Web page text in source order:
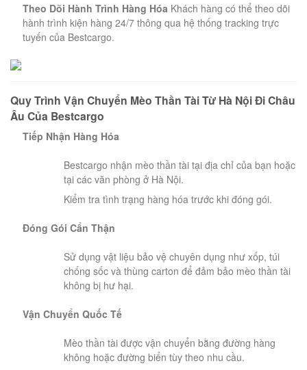
Theo Dõi Hành Trình Hàng Hóa Khách hàng có thể theo dõi
hành trình kiện hàng 24/7 thông qua hệ thống tracking trực
tuyến của Bestcargo.
Quy Trình Vận Chuyển Mèo Thần Tài Từ Hà Nội Đi Châu
Âu Của Bestcargo
Tiếp Nhận Hàng Hóa
Bestcargo nhận mèo thần tài tại địa chỉ của bạn hoặc
tại các văn phòng ở Hà Nội.
Kiểm tra tình trạng hàng hóa trước khi đóng gói.
Đóng Gói Cẩn Thận
Sử dụng vật liệu bảo vệ chuyên dụng như xốp, túi
chống sốc và thùng carton để đảm bảo mèo thần tài
không bị hư hại.
Vận Chuyển Quốc Tế
Mèo thần tài được vận chuyển bằng đường hàng
không hoặc đường biển tùy theo nhu cầu.